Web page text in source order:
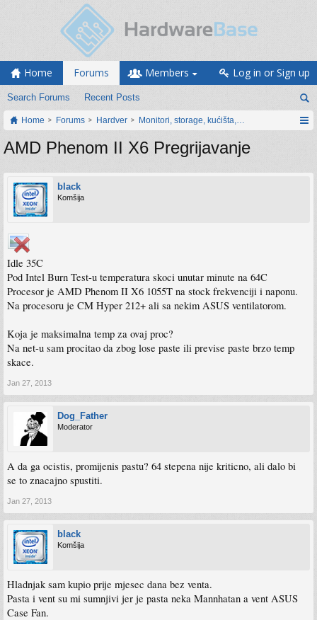
Home Forums
Search Forums Recent Posts
Members Log in or Sign up
Home Forums Hardver Monitori, storage, kućišta, periferija
AMD Phenom II X6 Pregrijavanje
black
Komšija
Idle 35C
Pod Intel Burn Test-u temperatura skoci unutar minute na 64C
Procesor je AMD Phenom II X6 1055T na stock frekvenciji i naponu.
Na procesoru je CM Hyper 212+ ali sa nekim ASUS ventilatorom.
Koja je maksimalna temp za ovaj proc?
Na net-u sam procitao da zbog lose paste ili previse paste brzo temp
skace.
Jan 27, 2013
Dog_Father
Moderator
A da ga ocistis, promijenis pastu? 64 stepena nije kriticno, ali dalo bi
se to znacajno spustiti.
Jan 27, 2013
black
Komšija
Hladnjak sam kupio prije mjesec dana bez venta.
Pasta i vent su mi sumnjivi jer je pasta neka Mannhatan a vent ASUS
Case Fan.